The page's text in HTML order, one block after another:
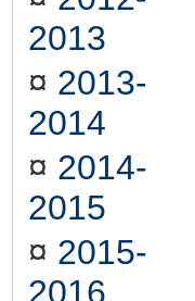
2013
¤ 2013-
2014
¤ 2014-
2015
¤ 2015-
2016